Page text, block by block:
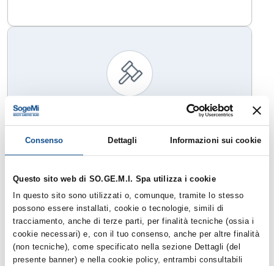
Consenso Dettagli Informazioni sui cookie
Questo sito web di SO.GE.M.I. Spa utilizza i cookie
In questo sito sono utilizzati o, comunque, tramite lo stesso
possono essere installati, cookie o tecnologie, simili di
tracciamento, anche di terze parti, per finalità tecniche (ossia i
cookie necessari) e, con il tuo consenso, anche per altre finalità
(non tecniche), come specificato nella sezione Dettagli (del
presente banner) e nella cookie policy, entrambi consultabili
L’ASSEGNAZIONE DI CARTELLI
PUBBLICITARI
20.09.2024 Bando aperto
Categoria correlata: